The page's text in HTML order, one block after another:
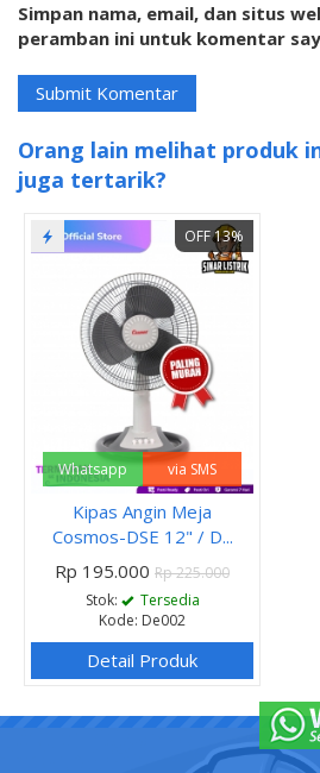
Simpan nama, email, dan situs
peramban ini untuk komentar
Orang lain melihat produk
juga tertarik?
OFF 13%
Whatsapp via SMS
Kipas Angin Meja
Cosmos-DSE 12" / D...
Rp 195.000 Rp 225.000
Stok:
Tersedia
Kode: De002
Detail Produk